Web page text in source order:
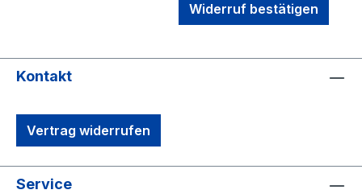
Widerruf bestätigen
Kontakt
Vertrag widerrufen
Service